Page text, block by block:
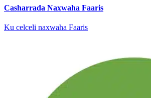
Casharrada Naxwaha Faaris
Ku celceli naxwaha Faaris